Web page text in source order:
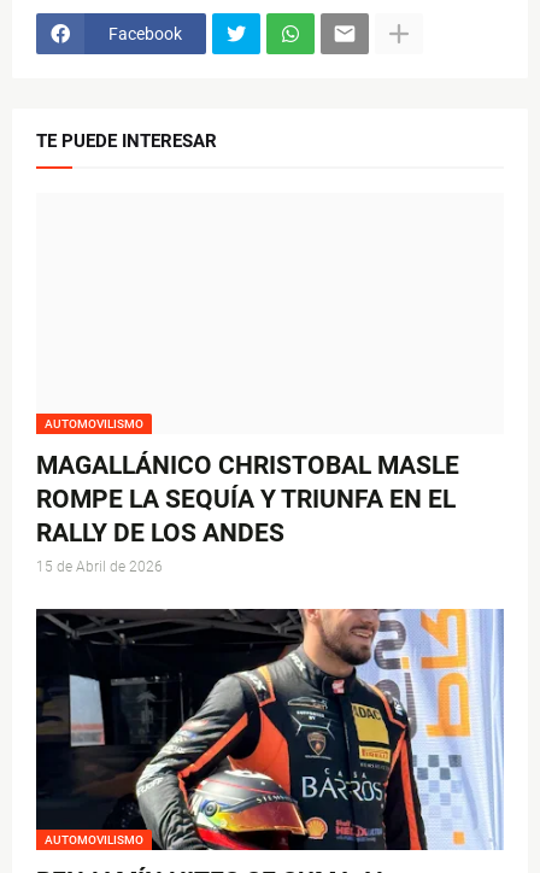
Facebook
TE PUEDE INTERESAR
AUTOMOVILISMO
MAGALLÁNICO CHRISTOBAL MASLE
ROMPE LA SEQUÍA Y TRIUNFA EN EL
RALLY DE LOS ANDES
15 de Abril de 2026
AUTOMOVILISMO